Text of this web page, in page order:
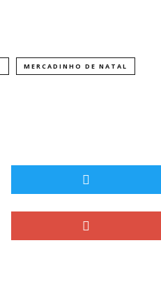
MERCADINHO DE NATAL